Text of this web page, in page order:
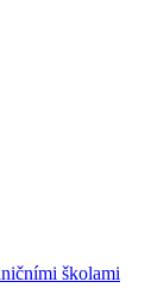
školami